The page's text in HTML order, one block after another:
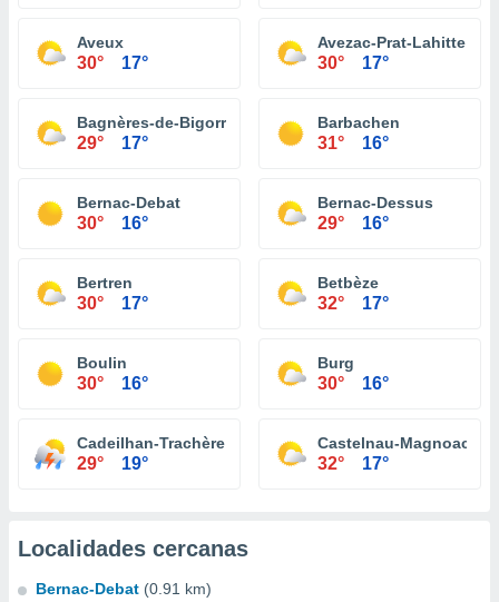
Aveux
30° 17°
Avezac-Prat-Lahitte
30° 17°
Bagnères-de-Bigorre
29° 17°
Barbachen
31° 16°
Bernac-Debat
30° 16°
Bernac-Dessus
29° 16°
Bertren
30° 17°
Betbèze
32° 17°
Boulin
30° 16°
Burg
30° 16°
Cadeilhan-Trachère
29° 19°
Castelnau-Magnoac
32° 17°
Localidades cercanas
Bernac-Debat (0.91 km)